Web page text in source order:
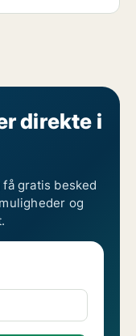
direkte i
gratis besked
og